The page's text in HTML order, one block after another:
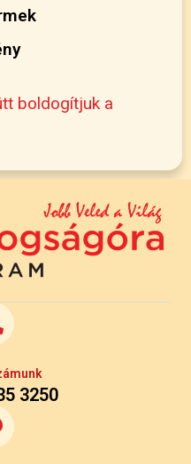
boldogítjuk a
3250